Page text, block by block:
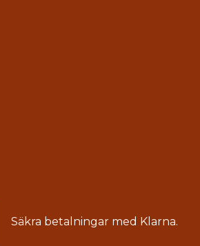
Säkra betalningar med Klarna.